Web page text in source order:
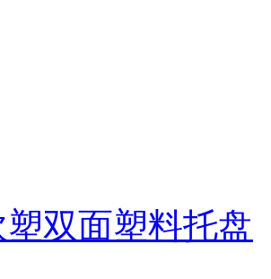
塑双面塑料托盘